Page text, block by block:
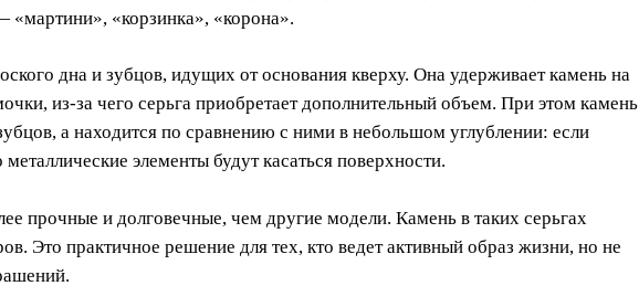
«корзинка», «корона».
дна и зубцов, идущих от основания кверху. Она удерживает камень на
из-за чего серьга приобретает дополнительный объем. При этом камень
а находится по сравнению с ними в небольшом углублении: если
металлические элементы будут касаться поверхности.
прочные и долговечные, чем другие модели. Камень в таких серьгах
Это практичное решение для тех, кто ведет активный образ жизни, но не